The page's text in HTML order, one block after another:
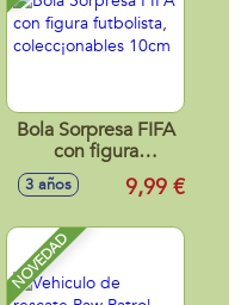
Bola Sorpresa FIFA
con figura
futbolista,
colecc¡onables
3 años 9,99 €
NOVEDAD